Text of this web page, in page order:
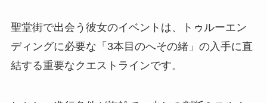
聖堂街で出会う彼女のイベントは、トゥルーエン
ディングに必要な「3本目のへその緒」の入手に直
結する重要なクエストラインです。